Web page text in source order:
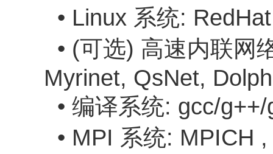
• Linux 系统:
• (可选) 高速内
Myrinet, QsNet,
• 编译系统: gcc/
• MPI 系统: MPICH